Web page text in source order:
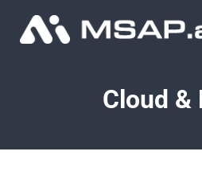
조달물품
Cloud &